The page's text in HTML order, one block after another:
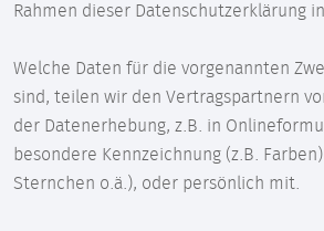
Rahmen dieser Datenschutzerklärung
Welche Daten für die vorgenannten
sind, teilen wir den Vertragspartnern
der Datenerhebung, z.B. in
besondere Kennzeichnung (z.B. Farben)
Sternchen o.ä.), oder persönlich mit.